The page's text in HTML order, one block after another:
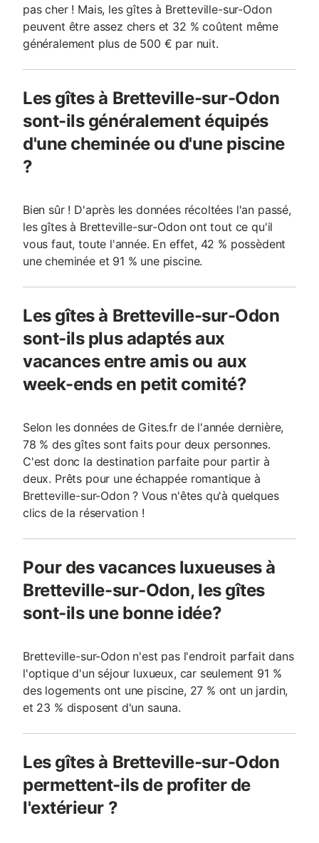
pas cher ! Mais, les gîtes à Bretteville-sur-Odon
peuvent être assez chers et 32 % coûtent même
généralement plus de 500 € par nuit.
Les gîtes à Bretteville-sur-Odon
sont-ils généralement équipés
d'une cheminée ou d'une piscine
?
Bien sûr ! D'après les données récoltées l'an passé,
les gîtes à Bretteville-sur-Odon ont tout ce qu'il
vous faut, toute l'année. En effet, 42 % possèdent
une cheminée et 91 % une piscine.
Les gîtes à Bretteville-sur-Odon
sont-ils plus adaptés aux
vacances entre amis ou aux
week-ends en petit comité?
Selon les données de Gites.fr de l'année dernière,
78 % des gîtes sont faits pour deux personnes.
C'est donc la destination parfaite pour partir à
deux. Prêts pour une échappée romantique à
Bretteville-sur-Odon ? Vous n'êtes qu'à quelques
clics de la réservation !
Pour des vacances luxueuses à
Bretteville-sur-Odon, les gîtes
sont-ils une bonne idée?
Bretteville-sur-Odon n'est pas l'endroit parfait dans
l'optique d'un séjour luxueux, car seulement 91 %
des logements ont une piscine, 27 % ont un jardin,
et 23 % disposent d'un sauna.
Les gîtes à Bretteville-sur-Odon
permettent-ils de profiter de
l'extérieur ?